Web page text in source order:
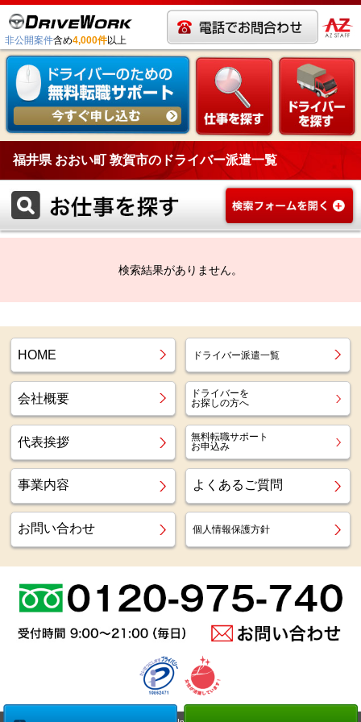
非公開案件含め4,000件以上
福井県 おおい町 敦賀市のドライバー派遣一覧
検索結果がありません。
HOME ドライバー派遣一覧
会社概要
ドライバーを
お探しの方へ
代表挨拶
無料転職サポート
お申込み
事業内容 よくあるご質問
お問い合わせ 個人情報保護方針